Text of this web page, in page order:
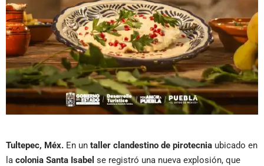
Tultepec, Méx. En un taller clandestino de pirotecnia ubicado en
la colonia Santa Isabel se registró una nueva explosión, que